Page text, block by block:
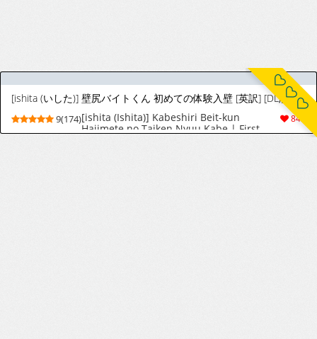
[ishita (いした)] 壁尻バイトくん 初めての体験入壁 [英訳] [DL版]
843
9(174)[ishita (Ishita)] Kabeshiri Beit-kun
Hajimete no Taiken Nyuu Kabe | First